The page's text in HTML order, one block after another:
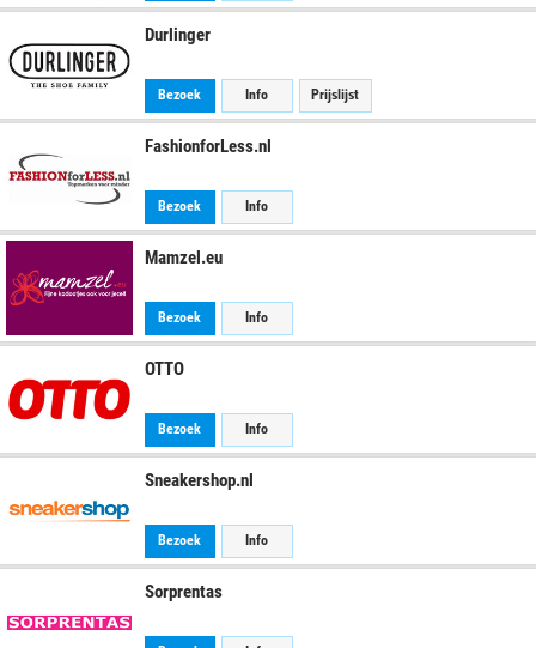
Durlinger
Bezoek Info Prijslijst
FashionforLess.nl
Bezoek Info
Mamzel.eu
Bezoek Info
OTTO
Bezoek Info
Sneakershop.nl
Bezoek Info
Sorprentas